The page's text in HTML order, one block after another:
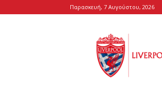
Παρασκευή, 7 Αυγούστου, 2026